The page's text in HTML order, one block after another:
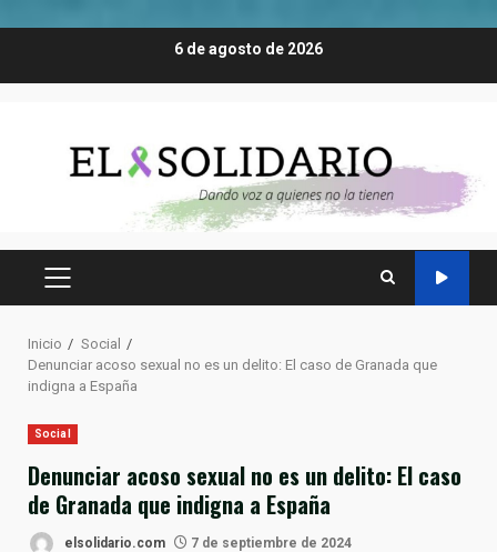
6 de agosto de 2026
MENÚ
Inicio
Social
Denunciar acoso sexual no es un delito: El caso de Granada que
indigna a España
Social
Denunciar acoso sexual no es un delito: El caso
de Granada que indigna a España
elsolidario.com 7 de septiembre de 2024